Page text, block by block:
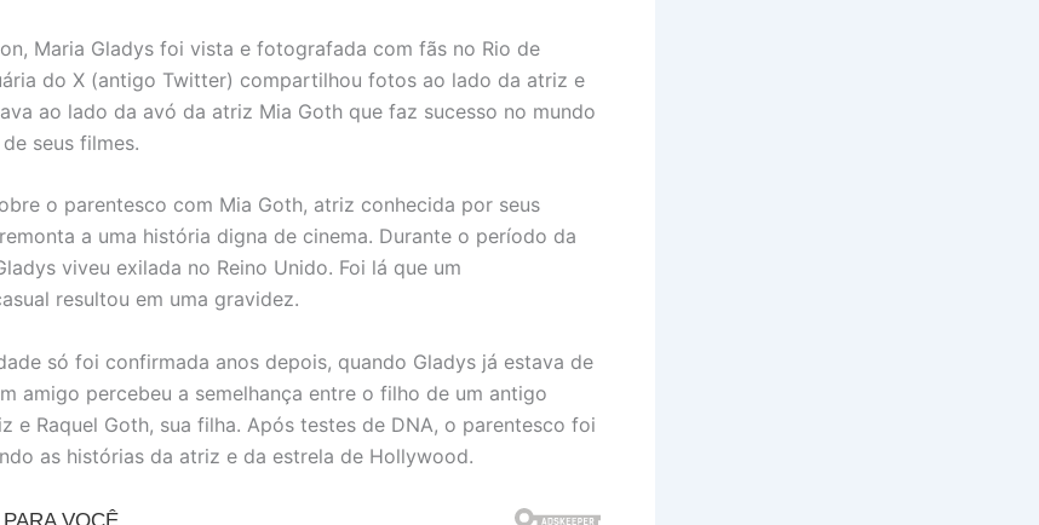
Maria Gladys foi vista e fotografada com fãs no Rio de
do X (antigo Twitter) compartilhou fotos ao lado da atriz e
ao lado da avó da atriz Mia Goth que faz sucesso no mundo
seus filmes.
o parentesco com Mia Goth, atriz conhecida por seus
a uma história digna de cinema. Durante o período da
viveu exilada no Reino Unido. Foi lá que um
resultou em uma gravidez.
só foi confirmada anos depois, quando Gladys já estava de
amigo percebeu a semelhança entre o filho de um antigo
e Raquel Goth, sua filha. Após testes de DNA, o parentesco foi
as histórias da atriz e da estrela de Hollywood.